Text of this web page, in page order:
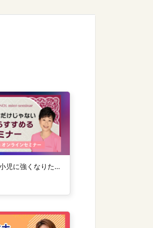
おとみんと小児に強くなりたい人集まれセミナー！ Stage-2 むし歯予防だけじゃない・歯科からすすめる食育セミナー（Web）